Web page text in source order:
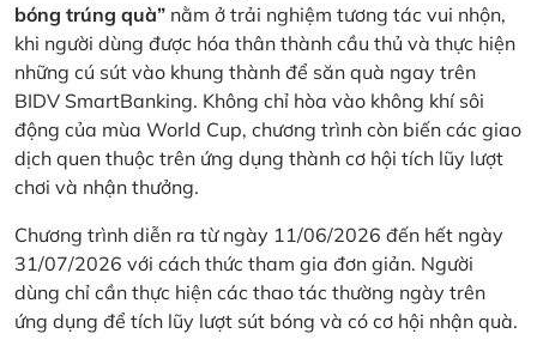
bóng trúng quà” nằm ở trải nghiệm tương tác vui nhộn,
khi người dùng được hóa thân thành cầu thủ và thực hiện
những cú sút vào khung thành để săn quà ngay trên
BIDV SmartBanking. Không chỉ hòa vào không khí sôi
động của mùa World Cup, chương trình còn biến các giao
dịch quen thuộc trên ứng dụng thành cơ hội tích lũy lượt
chơi và nhận thưởng.
Chương trình diễn ra từ ngày 11/06/2026 đến hết ngày
31/07/2026 với cách thức tham gia đơn giản. Người
dùng chỉ cần thực hiện các thao tác thường ngày trên
ứng dụng để tích lũy lượt sút bóng và có cơ hội nhận quà.